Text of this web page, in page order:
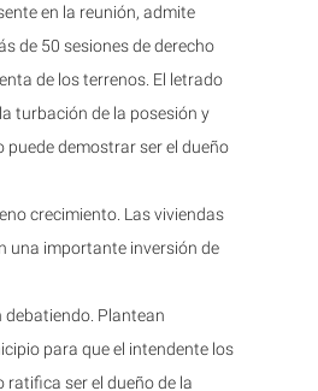
en la reunión, admite
de 50 sesiones de derecho
de los terrenos. El letrado
turbación de la posesión y
puede demostrar ser el dueño
crecimiento. Las viviendas
una importante inversión de
debatiendo. Plantean
para que el intendente los
ratifica ser el dueño de la